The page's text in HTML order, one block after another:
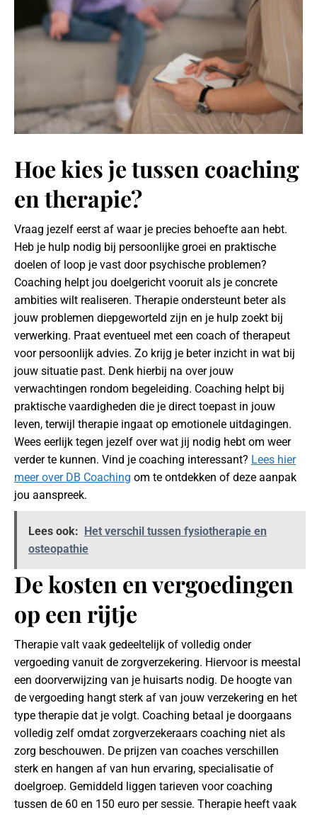
Hoe kies je tussen coaching
en therapie?
Vraag jezelf eerst af waar je precies behoefte aan hebt.
Heb je hulp nodig bij persoonlijke groei en praktische
doelen of loop je vast door psychische problemen?
Coaching helpt jou doelgericht vooruit als je concrete
ambities wilt realiseren. Therapie ondersteunt beter als
jouw problemen diepgeworteld zijn en je hulp zoekt bij
verwerking. Praat eventueel met een coach of therapeut
voor persoonlijk advies. Zo krijg je beter inzicht in wat bij
jouw situatie past. Denk hierbij na over jouw
verwachtingen rondom begeleiding. Coaching helpt bij
praktische vaardigheden die je direct toepast in jouw
leven, terwijl therapie ingaat op emotionele uitdagingen.
Wees eerlijk tegen jezelf over wat jij nodig hebt om weer
verder te kunnen. Vind je coaching interessant? Lees hier
meer over DB Coaching om te ontdekken of deze aanpak
jou aanspreek.
Lees ook: Het verschil tussen fysiotherapie en
osteopathie
De kosten en vergoedingen
op een rijtje
Therapie valt vaak gedeeltelijk of volledig onder
vergoeding vanuit de zorgverzekering. Hiervoor is meestal
een doorverwijzing van je huisarts nodig. De hoogte van
de vergoeding hangt sterk af van jouw verzekering en het
type therapie dat je volgt. Coaching betaal je doorgaans
volledig zelf omdat zorgverzekeraars coaching niet als
zorg beschouwen. De prijzen van coaches verschillen
sterk en hangen af van hun ervaring, specialisatie of
doelgroep. Gemiddeld liggen tarieven voor coaching
tussen de 60 en 150 euro per sessie. Therapie heeft vaak